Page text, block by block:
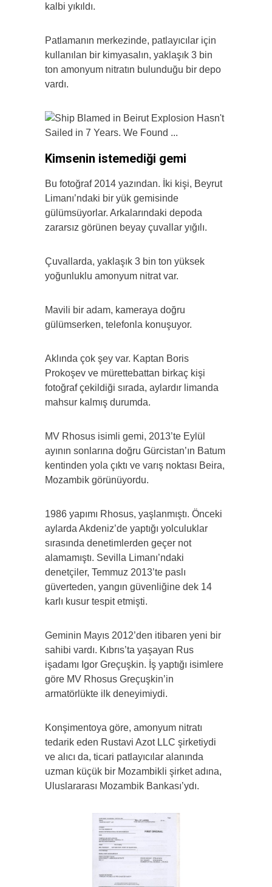
kalbi yıkıldı.
Patlamanın merkezinde, patlayıcılar için
kullanılan bir kimyasalın, yaklaşık 3 bin
ton amonyum nitratın bulunduğu bir depo
vardı.
Kimsenin istemediği gemi
Bu fotoğraf 2014 yazından. İki kişi, Beyrut
Limanı’ndaki bir yük gemisinde
gülümsüyorlar. Arkalarındaki depoda
zararsız görünen beyay çuvallar yığılı.
Çuvallarda, yaklaşık 3 bin ton yüksek
yoğunluklu amonyum nitrat var.
Mavili bir adam, kameraya doğru
gülümserken, telefonla konuşuyor.
Aklında çok şey var. Kaptan Boris
Prokoşev ve mürettebattan birkaç kişi
fotoğraf çekildiği sırada, aylardır limanda
mahsur kalmış durumda.
MV Rhosus isimli gemi, 2013’te Eylül
ayının sonlarına doğru Gürcistan’ın Batum
kentinden yola çıktı ve varış noktası Beira,
Mozambik görünüyordu.
1986 yapımı Rhosus, yaşlanmıştı. Önceki
aylarda Akdeniz’de yaptığı yolculuklar
sırasında denetimlerden geçer not
alamamıştı. Sevilla Limanı’ndaki
denetçiler, Temmuz 2013’te paslı
güverteden, yangın güvenliğine dek 14
karlı kusur tespit etmişti.
Geminin Mayıs 2012’den itibaren yeni bir
sahibi vardı. Kıbrıs’ta yaşayan Rus
işadamı Igor Greçuşkin. İş yaptığı isimlere
göre MV Rhosus Greçuşkin’in
armatörlükte ilk deneyimiydi.
Konşimentoya göre, amonyum nitratı
tedarik eden Rustavi Azot LLC şirketiydi
ve alıcı da, ticari patlayıcılar alanında
uzman küçük bir Mozambikli şirket adına,
Uluslararası Mozambik Bankası’ydı.